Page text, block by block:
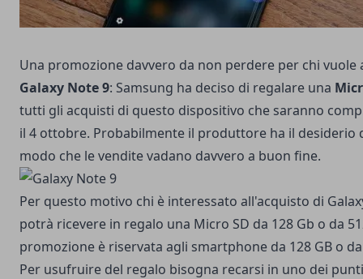
Una promozione davvero da non perdere per chi vuole
Galaxy Note 9: Samsung ha deciso di regalare una
tutti gli acquisti di questo dispositivo che saranno
il 4 ottobre. Probabilmente il produttore ha il desiderio
modo che le vendite vadano davvero a buon fine.
Per questo motivo chi è interessato all'acquisto di
potrà ricevere in regalo una Micro SD da 128 Gb o da
promozione è riservata agli smartphone da 128 GB o da
Per usufruire del regalo bisogna recarsi in uno dei